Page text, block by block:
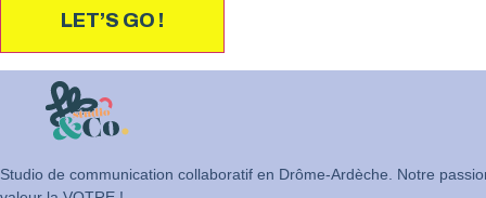
LET’S GO !
Studio de communication collaboratif en Drôme-Ardèche. Notre